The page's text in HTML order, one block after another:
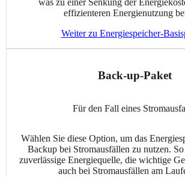
effizienteren Energienutzung
Weiter zu Energiespeicher-
Back-up-Paket
Für den Fall eines
Wählen Sie diese Option, um das
Backup bei Stromausfällen zu nutzen.
zuverlässige Energiequelle, die wichtige
auch bei Stromausfällen am